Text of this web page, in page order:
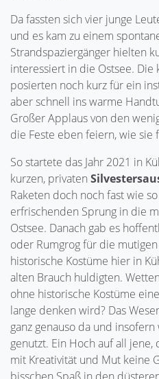
Da fassten sich vier junge
und es kam zu einem
Strandspaziergänger hielten
interessiert in die Ostsee.
posierten noch kurz für ein
aber schnell ins warme
Großer Applaus von den
die Feste eben feiern, wie sie
So startete das Jahr 2021 in
kurzen, privaten
Raketen doch noch fast wie
erfrischenden Sprung in die
Ostsee. Danach gab es
oder Rumgrog für die
historische Kostüme hier in
alten Brauch huldigten.
ohne historische Kostüme
lange denken wird? Das
ganz genauso da und
genutzt. Ein Hoch auf all
mit Kreativität und Mut keine
bisschen Spaß in den